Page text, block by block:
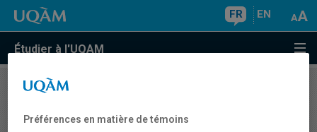
FR EN
Étudier à l'UQAM
COURS//
de l'art
Préférences en matière de témoins